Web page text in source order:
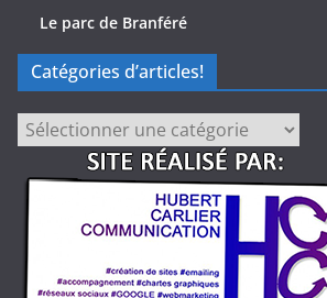
Le parc de Branféré
Catégories d’articles!
Catégories
d’articles!